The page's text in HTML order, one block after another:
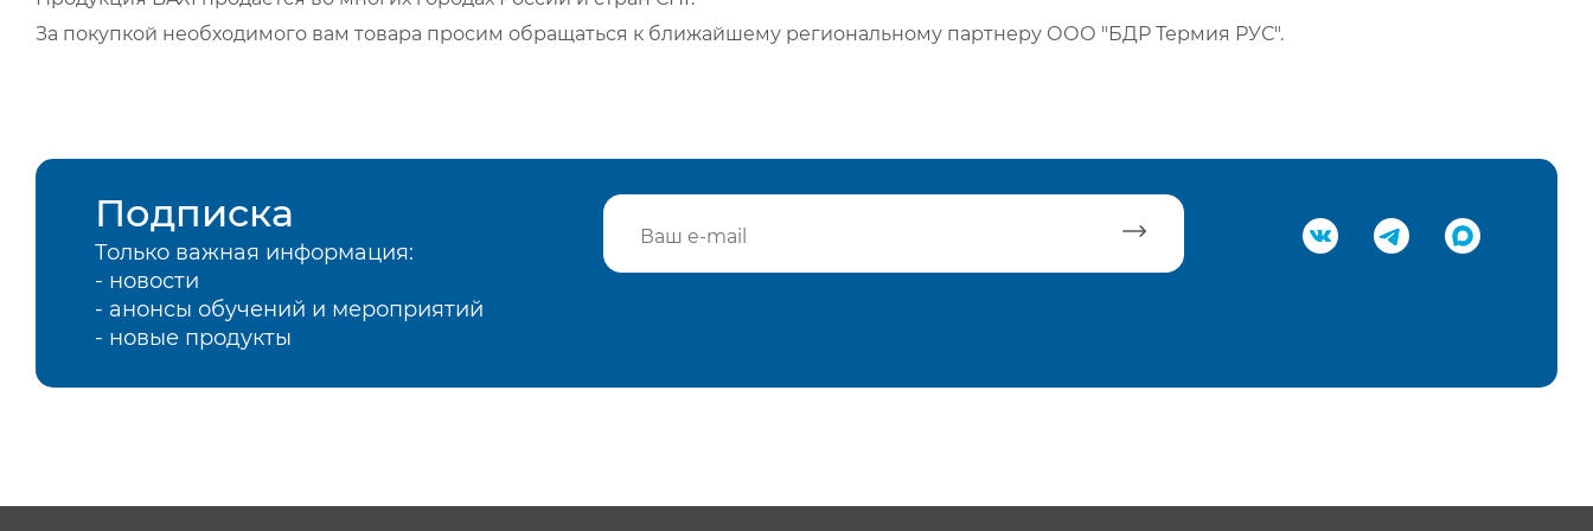
За покупкой необходимого вам товара просим обращаться к ближайшему региональному партнеру ООО "БДР Термия РУС".
Подписка
Только важная информация:
- новости
- анонсы обучений и мероприятий
- новые продукты